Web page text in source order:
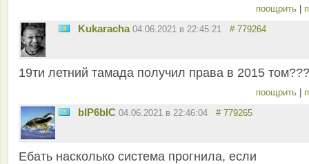
поощрить
Kukaracha 04.06.2021 в 22:45:21 # 779264
19ти летний тамада получил права в 2015
поощрить
bIP6bIC 04.06.2021 в 22:46:04 # 779265
Ебать насколько система прогнила, если